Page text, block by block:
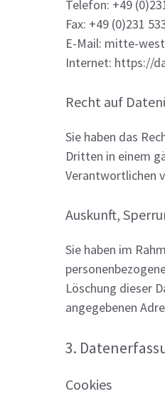
Telefon: +49
Fax: +49 (0)231
E-Mail: mitte-
Internet: https://
Recht auf
Sie haben das
Dritten in einem
Verantwortlichen
Auskunft,
Sie haben im
Löschung dieser
angegebenen
3.
Cookies